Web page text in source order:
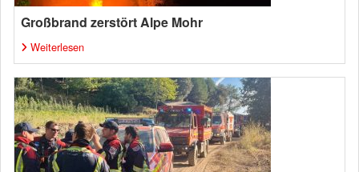
Großbrand zerstört Alpe Mohr
Weiterlesen